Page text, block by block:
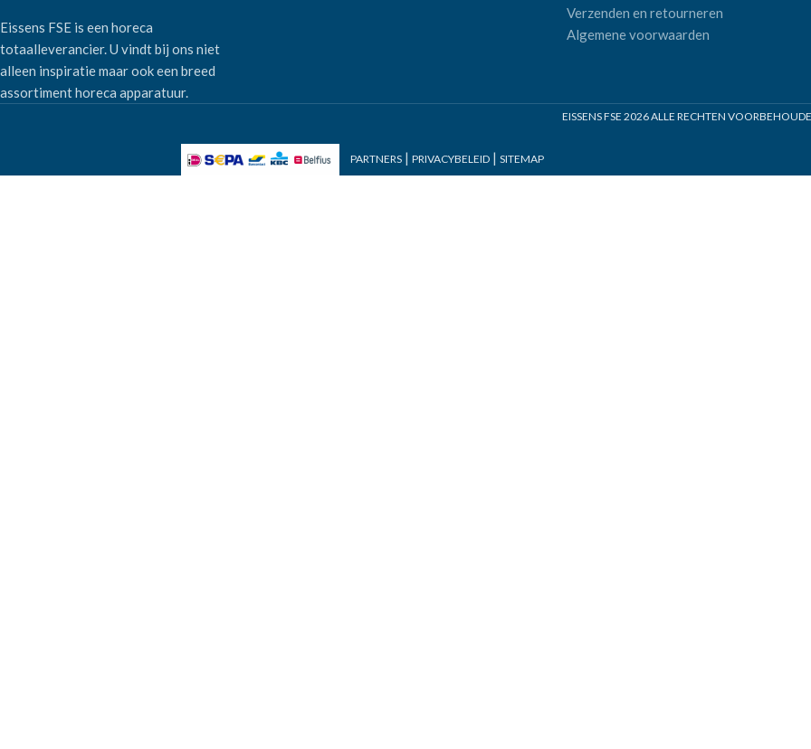
Eissens FSE is een horeca
totaalleverancier. U vindt bij ons niet
alleen inspiratie maar ook een breed
assortiment horeca apparatuur.
Verzenden en retourneren
Algemene voorwaarden
EISSENS FSE 2026 ALLE RECHTEN
PARTNERS | PRIVACYBELEID | SITEMAP